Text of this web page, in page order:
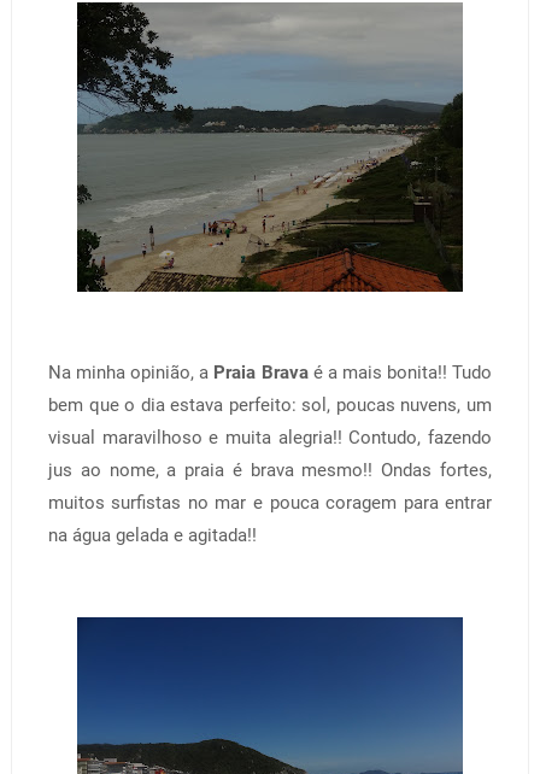
Na minha opinião, a Praia Bravaé a mais bonita!! Tudo
bem que o dia estava perfeito: sol, poucas nuvens, um
visual maravilhoso e muita alegria!! Contudo, fazendo
jus ao nome, a praia é brava mesmo!! Ondas fortes,
muitos surfistas no mar e pouca coragem para entrar
na água gelada e agitada!!